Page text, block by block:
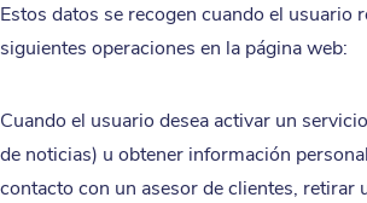
Estos datos se recogen cuando el usuario
siguientes operaciones en la página web:
Cuando el usuario desea activar un
de noticias) u obtener información
contacto con un asesor de clientes, retirar